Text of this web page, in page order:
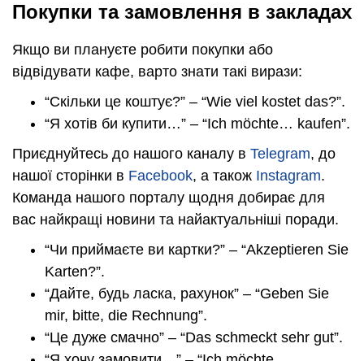
Покупки та замовлення в закладах
Якщо ви плануєте робити покупки або
відвідувати кафе, варто знати такі вирази:
“Скільки це коштує?” – “Wie viel kostet das?”.
“Я хотів би купити…” – “Ich möchte… kaufen”.
Приєднуйтесь до нашого каналу в Telegram, до
нашої сторінки в Facebook, а також Instagram.
Команда нашого порталу щодня добирає для
вас найкращі новини та найактуальніші поради.
“Чи приймаєте ви картки?” – “Akzeptieren Sie
Karten?”.
“Дайте, будь ласка, рахунок” – “Geben Sie
mir, bitte, die Rechnung”.
“Це дуже смачно” – “Das schmeckt sehr gut”.